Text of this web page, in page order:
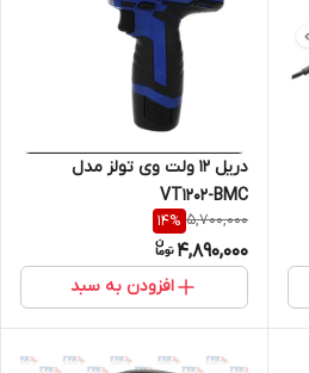
دریل 12 ولت وی تولز مدل
VT1202-BMC
5,700,000
14%
4,890,000
افزودن به سبد